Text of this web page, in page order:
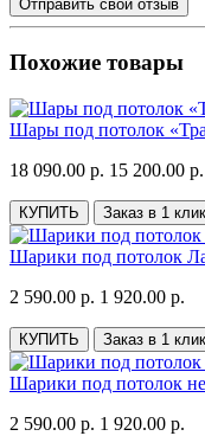
Отправить свой отзыв
Похожие товары
Шары под потолок
18 090.00 р. 15 200.00 р.
КУПИТЬ Заказ в 1 клик
Шарики под потолок
2 590.00 р. 1 920.00 р.
КУПИТЬ Заказ в 1 клик
Шарики под потолок
2 590.00 р. 1 920.00 р.